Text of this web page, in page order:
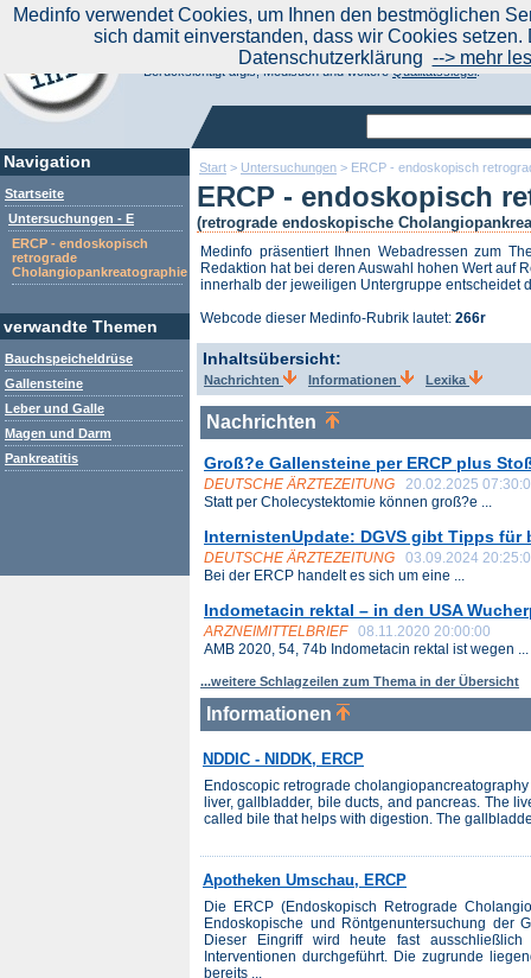
Start > Untersuchungen > ERCP - endoskopisch
ERCP - endoskopisch
(retrograde endoskopische
Medinfo präsentiert Ihnen Webadressen zum
Redaktion hat bei deren Auswahl hohen Wert auf
innerhalb der jeweiligen Untergruppe entscheidet
Webcode dieser Medinfo-Rubrik lautet: 266r
Inhaltsübersicht:
Nachrichten Informationen Lexika
Nachrichten
Groß?e Gallensteine per ERCP plus
DEUTSCHE ÄRZTEZEITUNG
20.02.2025
Statt per Cholecystektomie können groß?e ...
InternistenUpdate: DGVS gibt Tipps für
DEUTSCHE ÄRZTEZEITUNG
03.09.2024
Bei der ERCP handelt es sich um eine ...
Indometacin rektal – in den USA
ARZNEIMITTELBRIEF
08.11.2020 20:00:00
AMB 2020, 54, 74b Indometacin rektal ist wegen ...
...weitere Schlagzeilen zum Thema in der Übersicht
Informationen
NDDIC - NIDDK, ERCP
Endoscopic retrograde
liver, gallbladder, bile ducts, and pancreas. The
called bile that helps with digestion. The
Apotheken Umschau, ERCP
Die ERCP (Endoskopisch Retrograde
Endoskopische und Röntgenuntersuchung der
Dieser Eingriff wird heute fast
Interventionen durchgeführt. Die zugrunde
bereits ...
Navigation
Startseite
Untersuchungen - E
ERCP - endoskopisch
retrograde
Cholangiopankreatographie
verwandte Themen
Bauchspeicheldrüse
Gallensteine
Leber und Galle
Magen und Darm
Pankreatitis
Aktuelle Nachrichten|
Suchen Sie noch oder Finden Sie schon?
Medinfo.de - Meta-Portal für Gesundheitsthemen
Berücksichtigt afgis, Medisuch und weitereQualitätssiegel.
Medinfo verwendet Cookies, um Ihnen den bestmöglichen
sich damit einverstanden, dass wir Cookies
Datenschutzerklärung --> mehr